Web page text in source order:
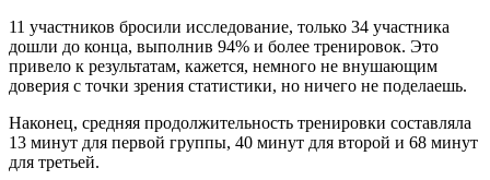
11 участников бросили исследование, только 34 участника
дошли до конца, выполнив 94% и более тренировок. Это
привело к результатам, кажется, немного не внушающим
доверия с точки зрения статистики, но ничего не поделаешь.
Наконец, средняя продолжительность тренировки составляла
13 минут для первой группы, 40 минут для второй и 68 минут
для третьей.